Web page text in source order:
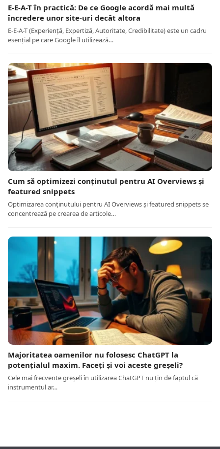
E-E-A-T în practică: De ce Google acordă mai multă
încredere unor site-uri decât altora
E-E-A-T (Experiență, Expertiză, Autoritate, Credibilitate) este un cadru
esențial pe care Google îl utilizează…
Cum să optimizezi conținutul pentru AI Overviews și
featured snippets
Optimizarea conținutului pentru AI Overviews și featured snippets se
concentrează pe crearea de articole…
Majoritatea oamenilor nu folosesc ChatGPT la
potențialul maxim. Faceți și voi aceste greșeli?
Cele mai frecvente greșeli în utilizarea ChatGPT nu țin de faptul că
instrumentul ar…